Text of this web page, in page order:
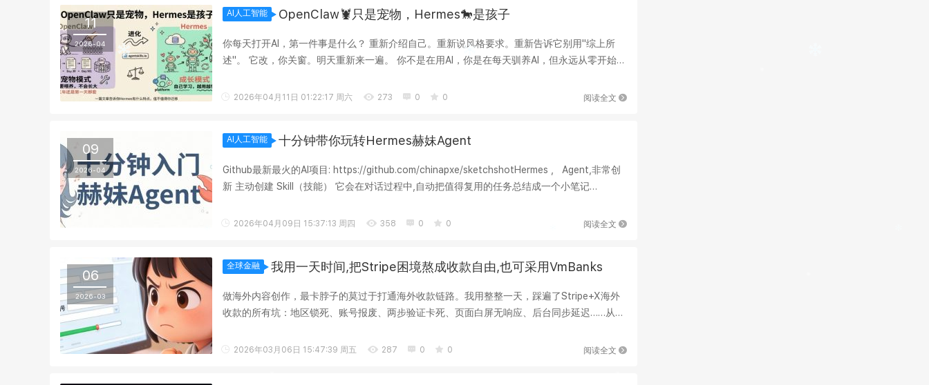
11
2026-04
AI人工智能 OpenClaw🦞只是宠物，Hermes🐎是孩子
你每天打开AI，第一件事是什么？ 重新介绍自己。重新说风格要求。重新告诉它别用"综上所
述"。 它改，你关窗。明天重新来一遍。 你不是在用AI，你是在每天驯养AI，但永远从零开始。
阅读全文
2026年04月11日 01:22:17 周六 273 0 0
09
2026-04
AI人工智能 十分钟带你玩转Hermes赫妹Agent
Github最新最火的AI项目: https://github.com/chinapxe/sketchshotHermes , Agent,非常创
新 主动创建 Skill（技能） 它会在对话过程中,自动把值得复用的任务总结成一个小笔记
阅读全文
2026年04月09日 15:37:13 周四 358 0 0
06
2026-03
全球金融 我用一天时间,把Stripe困境熬成收款自由,也可采用VmBanks
做海外内容创作，最卡脖子的莫过于打通海外收款链路。我用整整一天，踩遍了Stripe+X海外
收款的所有坑：地区锁死、账号报废、两步验证卡死、页面白屏无响应、后台同步延迟……从反
阅读全文
2026年03月06日 15:47:39 周五 287 0 0